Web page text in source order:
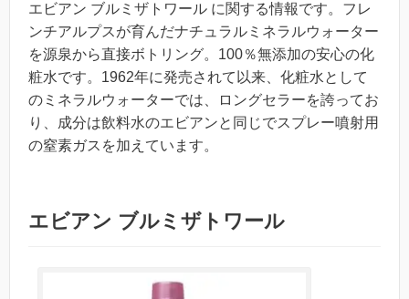
エビアン ブルミザトワール に関する情報です。フレ
ンチアルプスが育んだナチュラルミネラルウォーター
を源泉から直接ボトリング。100％無添加の安心の化
粧水です。1962年に発売されて以来、化粧水として
のミネラルウォーターでは、ロングセラーを誇ってお
り、成分は飲料水のエビアンと同じでスプレー噴射用
の窒素ガスを加えています。
エビアン ブルミザトワール